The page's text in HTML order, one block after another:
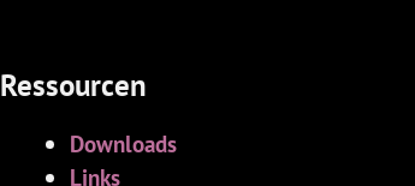
Ressourcen
Downloads
Links